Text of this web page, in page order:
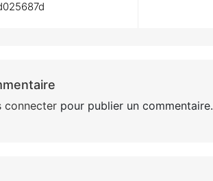
connecterpour publier un commentaire.